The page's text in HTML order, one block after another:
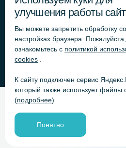
Согласие на обработку
Политика обработки файлов cookie
Согласие на обработку
«Яндекс.Метрика»
Согласие на обработку
получения рекламно-
улучшения работы
Вы можете запретить обработку
настройках браузера. Пожалуйста,
ознакомьтесь с политикой
cookies
К сайту подключен сервис
который также использует файлы
(подробнее)
Понятно